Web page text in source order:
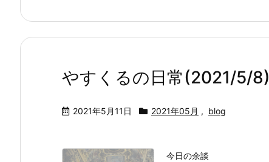
やすくるの日常(2021/5/8)
2021年5月11日 2021年05月 , blog
今日の余談